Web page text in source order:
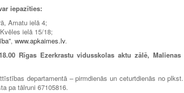
iepazīties:
Amatu ielā 4;
ielā 15/18;
, www.apkaimes.lv.
Rīgas Ezerkrastu vidusskolas aktu zālē,
departamentā – pirmdienās un ceturtdienās no
pa tālruni 67105816.